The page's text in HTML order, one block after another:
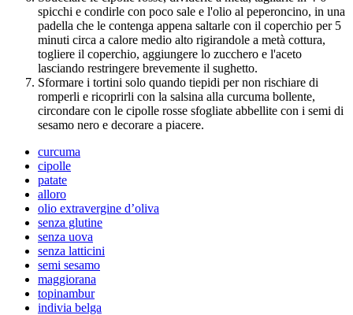
spicchi e condirle con poco sale e l'olio al peperoncino, in una
padella che le contenga appena saltarle con il coperchio per 5
minuti circa a calore medio alto rigirandole a metà cottura,
togliere il coperchio, aggiungere lo zucchero e l'aceto
lasciando restringere brevemente il sughetto.
Sformare i tortini solo quando tiepidi per non rischiare di
romperli e ricoprirli con la salsina alla curcuma bollente,
circondare con le cipolle rosse sfogliate abbellite con i semi di
sesamo nero e decorare a piacere.
curcuma
cipolle
patate
alloro
olio extravergine d’oliva
senza glutine
senza uova
senza latticini
semi sesamo
maggiorana
topinambur
indivia belga